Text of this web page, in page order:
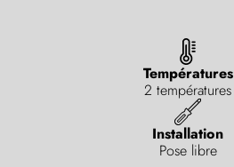
Températures
2 températures
Installation
Pose libre